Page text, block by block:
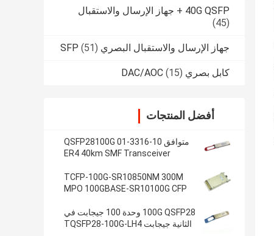
40G QSFP + جهاز الإرسال والاستقبال
(45)
جهاز الإرسال والاستقبال البصري SFP (51)
كابل بصري DAC/AOC (15)
أفضل المنتجات
متوافق 10-3316-01 QSFP28100G
ER4 40km SMF Transceiver
TCFP-100G-SR10850NM 300M
MPO 100GBASE-SR10100G CFP
100G QSFP28 وحدة 100 جيجابت في
الثانية جيجابت TQSFP28-100G-LH4